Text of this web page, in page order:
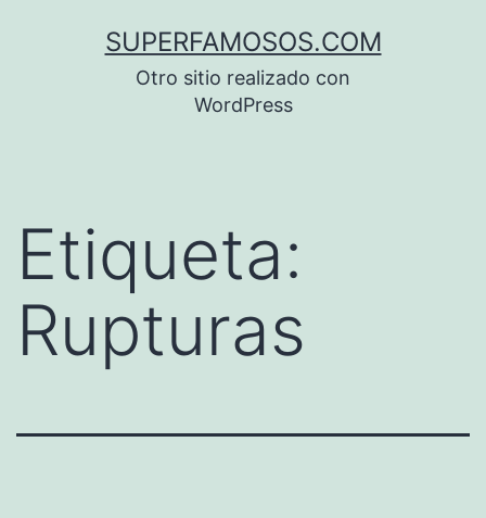
SUPERFAMOSOS.COM
Otro sitio realizado con
WordPress
Etiqueta:
Rupturas